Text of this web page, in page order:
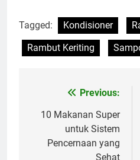
Tagged: Kondisioner
Rambut Keriting
Navigasi
pos
Previous:
10 Makanan Super
untuk Sistem
Pencernaan yang
Sehat